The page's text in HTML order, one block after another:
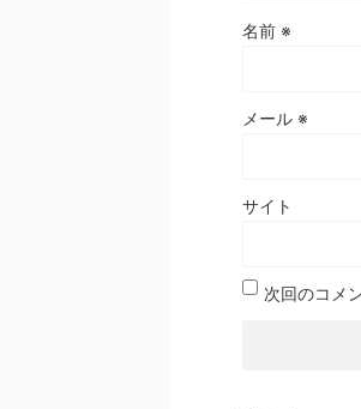
名前 ※
メール ※
サイト
次回のコメ